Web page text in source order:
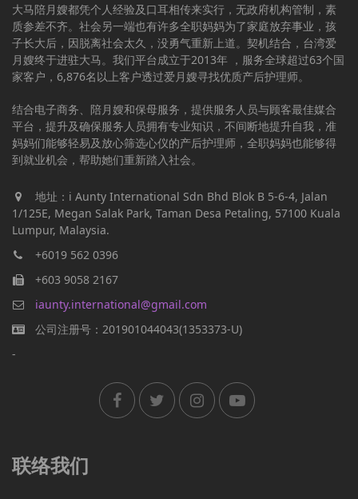
大马陪月嫂都凭个人经验及口耳相传来实行，无政府机构管制，素
质参差不齐。社会另一端也有许多全职妈妈为了家庭放弃事业，孩
子长大后，因脱离社会太久，没勇气重新上道。契机结合，台湾爱
月嫂终于进驻大马。我们平台成立于2013年 ，服务全球超过63个国
家客户，6,876名以上客户透过爱月嫂寻找优质产后护理师。
结合电子商务、陪月嫂和保母服务，提供服务人员与顾客最佳媒合
平台，提升及确保服务人员拥有专业知识，不间断地提升自我，准
妈妈们能够轻易及放心筛选心仪的产后护理师，全职妈妈也能够得
到就业机会，帮助她们重新踏入社会。
地址：i Aunty International Sdn Bhd Blok B 5-6-4, Jalan
1/125E, Megan Salak Park, Taman Desa Petaling, 57100 Kuala
Lumpur, Malaysia.
+6019 562 0396
+603 9058 2167
iaunty.international@gmail.com
公司注册号：201901044043(1353373-U)
-
联络我们